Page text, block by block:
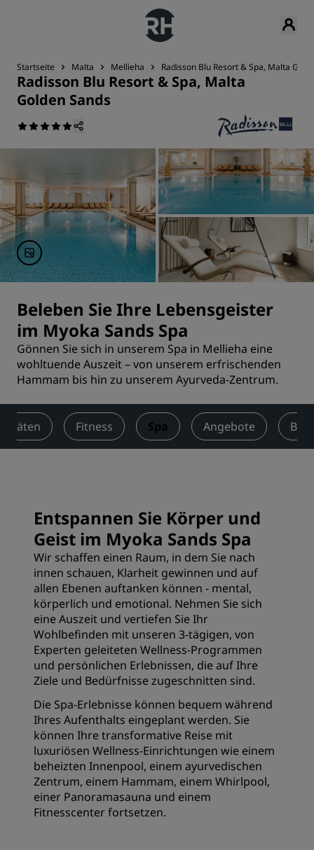
Startseite Malta Mellieha Radisson Blu Resort & Spa, Malta
Radisson Blu Resort & Spa, Malta
Golden Sands
Beleben Sie Ihre Lebensgeister
im Myoka Sands Spa
Gönnen Sie sich in unserem Spa in Mellieha eine
wohltuende Auszeit – von unserem erfrischenden
Hammam bis hin zu unserem Ayurveda-Zentrum.
Fitness Spa Angebote
Entspannen Sie Körper und
Geist im Myoka Sands Spa
Wir schaffen einen Raum, in dem Sie nach
innen schauen, Klarheit gewinnen und auf
allen Ebenen auftanken können - mental,
körperlich und emotional. Nehmen Sie sich
eine Auszeit und vertiefen Sie Ihr
Wohlbefinden mit unseren 3-tägigen, von
Experten geleiteten Wellness-Programmen
und persönlichen Erlebnissen, die auf Ihre
Ziele und Bedürfnisse zugeschnitten sind.
Die Spa-Erlebnisse können bequem während
Ihres Aufenthalts eingeplant werden. Sie
können Ihre transformative Reise mit
luxuriösen Wellness-Einrichtungen wie einem
beheizten Innenpool, einem ayurvedischen
Zentrum, einem Hammam, einem Whirlpool,
einer Panoramasauna und einem
Fitnesscenter fortsetzen.